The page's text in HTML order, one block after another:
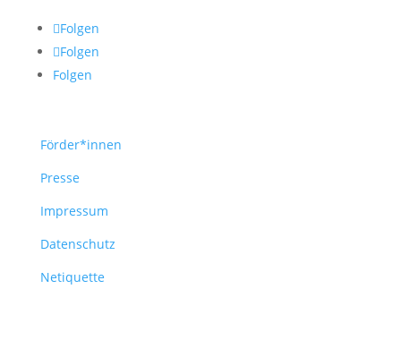
Folgen
Folgen
Folgen
Förder*innen
Presse
Impressum
Datenschutz
Netiquette